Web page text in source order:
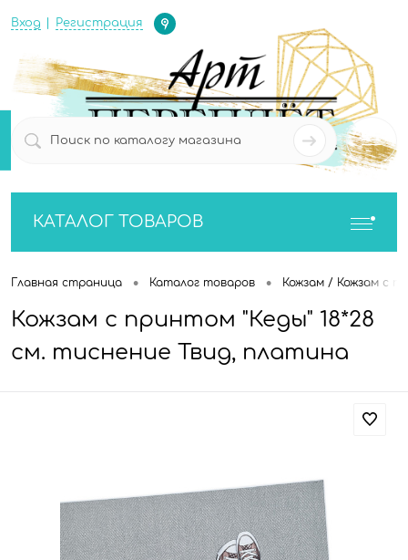
Вход Регистрация
Определение
0
КАТАЛОГ ТОВАРОВ
Главная страница • Каталог товаров • Кожзам / Кожзам с
Кожзам с принтом "Кеды" 18*28
см. тиснение Твид, платина